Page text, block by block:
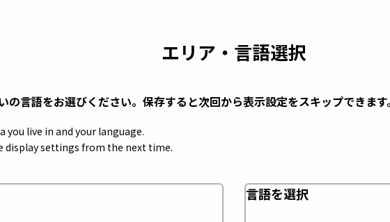
、変更前の予約開始日時あるいは「予約受付中」という表記で商品情報を
については、予定通り予約開始いたします。
ウェブ商店」にてご確認下さい。
エリア・言語選択
の言語をお選びください。保存すると次回から表示設定をスキップできます。
you live in and your language.
display settings from the next time.
言語を選択